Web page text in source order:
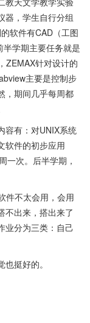
器，学生自行分组
软件有CAD（工图
学期主要任务就是
ZEMAX针对设计的
主要是控制步
，期间几乎每周都
容有：对UNIX系统
软件的初步应用
一次。后半学期，
件不太会用，会用
不出来，搭出来了
业分为三类：自己
挺好的。